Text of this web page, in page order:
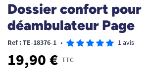
Dossier confort pour
déambulateur Page
Ref : TE-18376-1 • 1 avis
19,90 € TTC